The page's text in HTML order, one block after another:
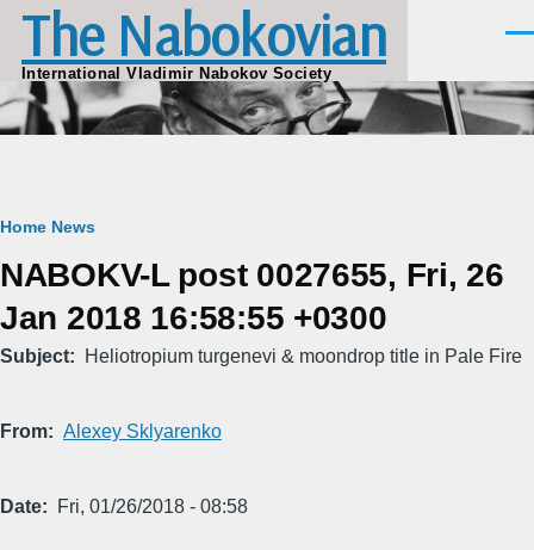
Skip to main content
The Nabokovian
International Vladimir Nabokov Society
Breadcrumb
Home News
NABOKV-L post 0027655, Fri, 26
Jan 2018 16:58:55 +0300
Subject Heliotropium turgenevi & moondrop title in Pale Fire
From Alexey Sklyarenko
Date Fri, 01/26/2018 - 08:58